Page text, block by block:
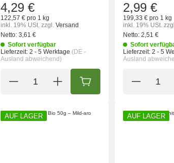
4,29 €
122,57 € pro 1 kg
inkl. 19% USt. zzgl. Versand
Netto: 3,61 €
Sofort verfügbar
Lieferzeit: 2 - 5 Werktage (DE -
Ausland abweichend)
IN DEN WARENKORB
2,99 €
199,33 € pro 1 kg
inkl. 19% USt.
Netto: 2,51 €
Sofort
Lieferzeit: 2 - 5
Ausland
AUF LAGER AUF LAGER